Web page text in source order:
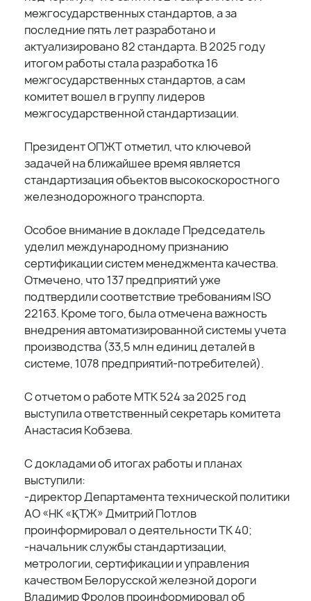
межгосударственных стандартов, а за
последние пять лет разработано и
актуализировано 82 стандарта. В 2025 году
итогом работы стала разработка 16
межгосударственных стандартов, а сам
комитет вошел в группу лидеров
межгосударственной стандартизации.
Президент ОПЖТ отметил, что ключевой
задачей на ближайшее время является
стандартизация объектов высокоскоростного
железнодорожного транспорта.
Особое внимание в докладе Председатель
уделил международному признанию
сертификации систем менеджмента качества.
Отмечено, что 137 предприятий уже
подтвердили соответствие требованиям ISO
22163. Кроме того, была отмечена важность
внедрения автоматизированной системы учета
производства (33,5 млн единиц деталей в
системе, 1078 предприятий-потребителей).
С отчетом о работе МТК 524 за 2025 год
выступила ответственный секретарь комитета
Анастасия Кобзева.
С докладами об итогах работы и планах
выступили:
-директор Департамента технической политики
АО «НК «ҚТЖ» Дмитрий Потлов
проинформировал о деятельности ТК 40;
-начальник службы стандартизации,
метрологии, сертификации и управления
качеством Белорусской железной дороги
Владимир Фролов проинформировал об